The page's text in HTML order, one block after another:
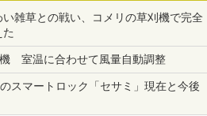
い雑草との戦い、コメリの草刈機で完全
室温に合わせて風量自動調整
スマートロック「セサミ」現在と今後